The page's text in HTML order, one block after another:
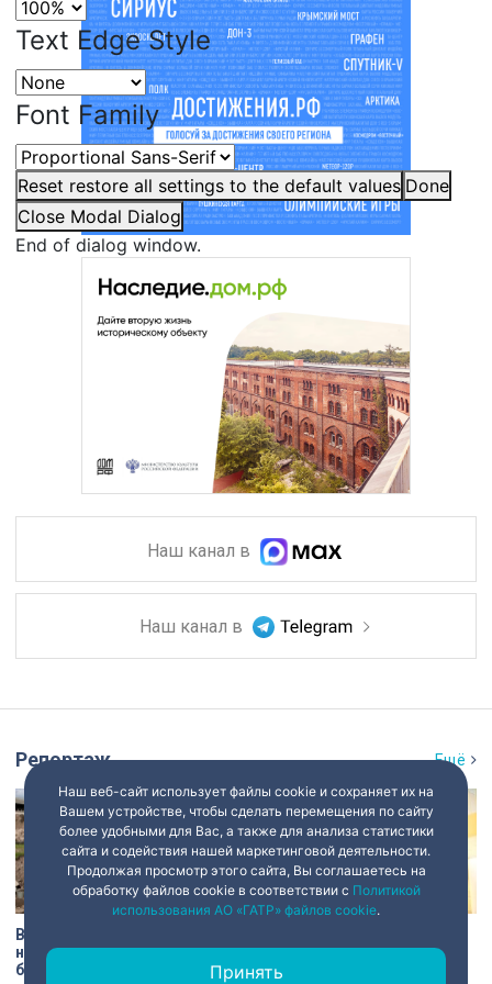
Text Edge Style
Font Family
Reset restore all settings to the default values Done
Close Modal Dialog
End of dialog window.
Наш канал в
Наш канал в
Репортаж Ещё
В Старой Ладоге археологи
нашли крест XI века и
боевой топор – главные
ортопедии имени Р.Р.
Вредена – 120 лет: от
Наш веб-сайт использует файлы cookie и сохраняет их на
Вашем устройстве, чтобы сделать перемещения по сайту
более удобными для Вас, а также для анализа статистики
сайта и содействия нашей маркетинговой деятельности.
Продолжая просмотр этого сайта, Вы соглашаетесь на
обработку файлов cookie в соответствии с Политикой
использования АО «ГАТР» файлов cookie.
Принять